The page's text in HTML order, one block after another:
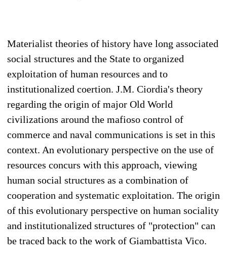
Materialist theories of history have long associated
social structures and the State to organized
exploitation of human resources and to
institutionalized coertion. J.M. Ciordia's theory
regarding the origin of major Old World
civilizations around the mafioso control of
commerce and naval communications is set in this
context. An evolutionary perspective on the use of
resources concurs with this approach, viewing
human social structures as a combination of
cooperation and systematic exploitation. The origin
of this evolutionary perspective on human sociality
and institutionalized structures of "protection" can
be traced back to the work of Giambattista Vico.